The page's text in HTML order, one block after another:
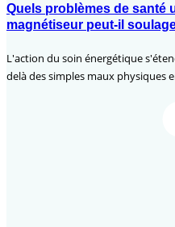
Quels problèmes de santé
magnétiseur peut-il
L'action du soin énergétique
delà des simples maux physiques